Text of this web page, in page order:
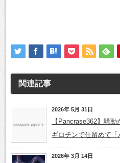
関連記事
2026年 5月 31日
【Pancrase362】騒
ギロチンで仕留めて「
2026年 3月 14日